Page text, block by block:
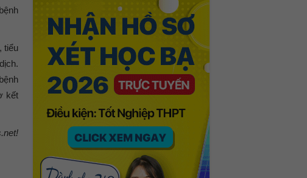
tiểu
kết